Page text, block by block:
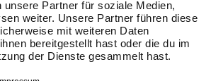
Zustellung 04.09. - 07.09.
1 von2